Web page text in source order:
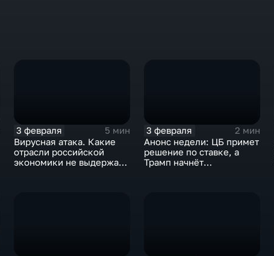
3 февраля
5 мин
Вирусная атака. Какие
отрасли российской
экономики не выдержат
3 февраля
2 мин
Анонс недели: ЦБ примет
решение по ставке, а
Трамп начнёт